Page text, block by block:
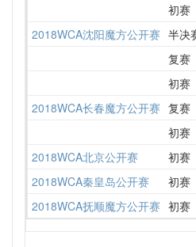
初赛
2018WCA沈阳魔方公开赛 半决
复赛
初赛
2018WCA长春魔方公开赛 复赛
初赛
2018WCA北京公开赛 初赛
2018WCA秦皇岛公开赛 初赛
2018WCA抚顺魔方公开赛 初赛